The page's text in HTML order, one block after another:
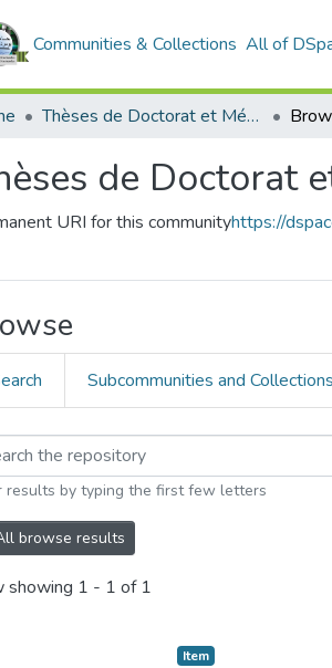
Communities & Collections All of
Thèses de Doctorat et Mémoires de Magister
de Doctorat
URI for this communityhttps://
Subcommunities and Collections
results by typing the first few letters
browse results
showing 1 - 1 of 1
Item